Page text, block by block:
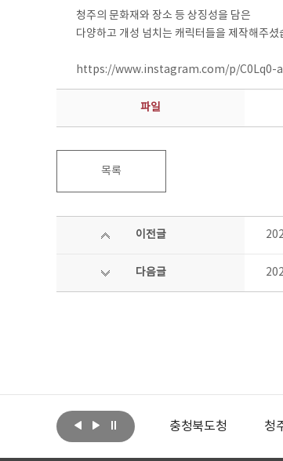
청주의 문화재와 장소 등 상징성을 담은
다양하고 개성 넘치는 캐릭터들을 제작해주셨
https://www.instagram.com/p/C0Lq0-
파일
목록
이전글
다음글
문화체육관광부 충청북도청 청